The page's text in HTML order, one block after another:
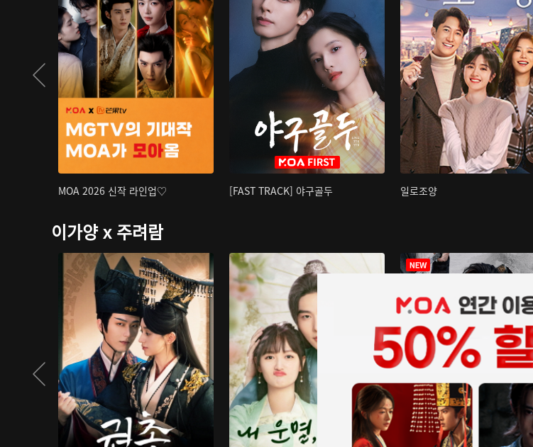
MOA 2026 신작 라인업♡ [FAST TRACK] 야구골두 일로조양
이가양 x 주려람